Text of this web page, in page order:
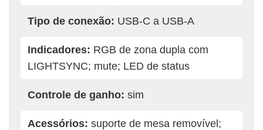
Tipo de conexão: USB-C a USB-A
Indicadores: RGB de zona dupla com
LIGHTSYNC; mute; LED de status
Controle de ganho: sim
Acessórios: suporte de mesa removível;